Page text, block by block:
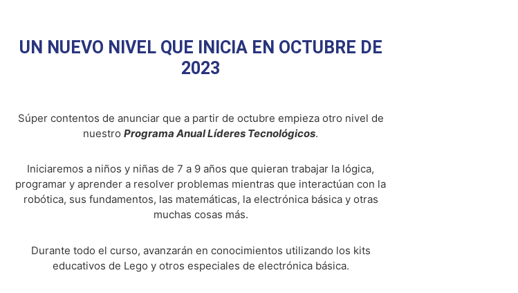
UN NUEVO NIVEL QUE INICIA EN OCTUBRE DE
2023
Súper contentos de anunciar que a partir de octubre empieza otro nivel de
nuestro Programa Anual Líderes Tecnológicos.
Iniciaremos a niños y niñas de 7 a 9 años que quieran trabajar la lógica,
programar y aprender a resolver problemas mientras que interactúan con la
robótica, sus fundamentos, las matemáticas, la electrónica básica y otras
muchas cosas más.
Durante todo el curso, avanzarán en conocimientos utilizando los kits
educativos de Lego y otros especiales de electrónica básica.